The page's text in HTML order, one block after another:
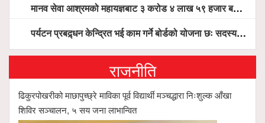
मानव सेवा आश्रमको महायज्ञबाट ३ करोड ४ लाख ५९ हजार बचत, १ करोड ४४ लाख उठ्न बाँकी, विना संचार माध्यम तर प्रचार प्रसारमै भयो १९ लाख खर्च !
पर्यटन प्रबद्र्धन केन्द्रित भई काम गर्ने बोर्डको योजना छः सदस्य पोखरेल, चलिय पोखरालाई थप प्रभावकारी बनाउन होटल संघको माग
राजनीति
ढिकुरपोखरीको माछापुच्छ्रे माविका पूर्व विद्यार्थी मञ्चद्धारा निःशुल्क आँखा
शिविर सञ्चालन, ५ सय जना लाभान्वित